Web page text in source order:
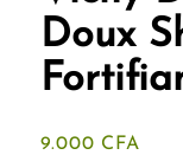
Doux
9.000 CFA